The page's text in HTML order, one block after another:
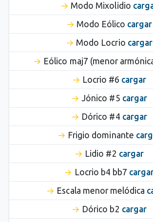
Modo Mixolidio
Modo Eólico cargar
Modo Locrio cargar
Eólico maj7 (menor
Locrio #6 cargar
Jónico #5 cargar
Dórico #4 cargar
Frigio dominante
Lidio #2 cargar
Locrio b4 bb7
Escala menor melódica
Dórico b2 cargar